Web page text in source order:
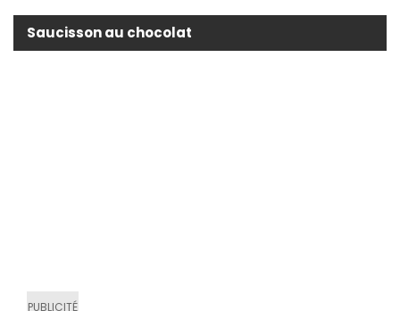
Saucisson au chocolat